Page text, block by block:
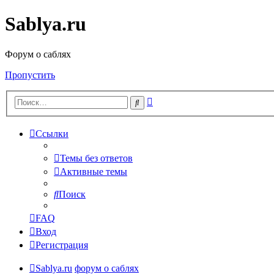
Sablya.ru
Форум о саблях
Пропустить
Поиск
Ссылки
Темы без ответов
Активные темы
Поиск
FAQ
Вход
Регистрация
Sablya.ru форум о саблях